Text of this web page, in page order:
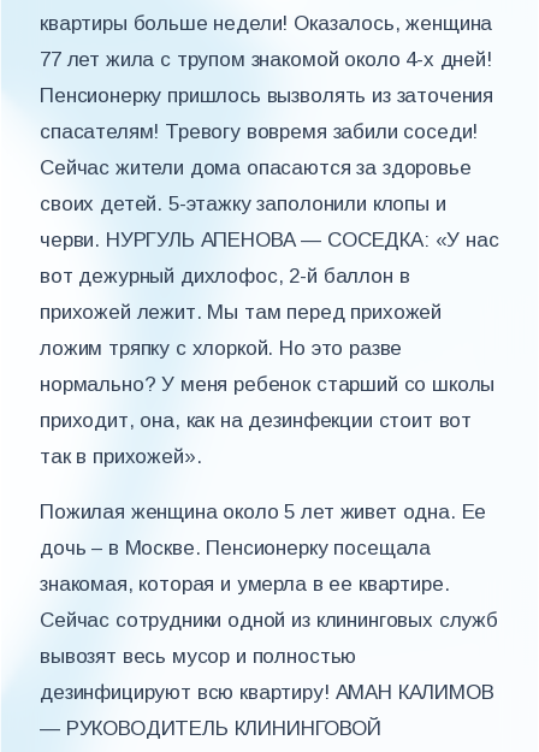
квартиры больше недели! Оказалось, женщина
77 лет жила с трупом знакомой около 4-х дней!
Пенсионерку пришлось вызволять из заточения
спасателям! Тревогу вовремя забили соседи!
Сейчас жители дома опасаются за здоровье
своих детей. 5-этажку заполонили клопы и
черви. НУРГУЛЬ АПЕНОВА — СОСЕДКА: «У нас
вот дежурный дихлофос, 2-й баллон в
прихожей лежит. Мы там перед прихожей
ложим тряпку с хлоркой. Но это разве
нормально? У меня ребенок старший со школы
приходит, она, как на дезинфекции стоит вот
так в прихожей».
Пожилая женщина около 5 лет живет одна. Ее
дочь – в Москве. Пенсионерку посещала
знакомая, которая и умерла в ее квартире.
Сейчас сотрудники одной из клининговых служб
вывозят весь мусор и полностью
дезинфицируют всю квартиру! АМАН КАЛИМОВ
— РУКОВОДИТЕЛЬ КЛИНИНГОВОЙ